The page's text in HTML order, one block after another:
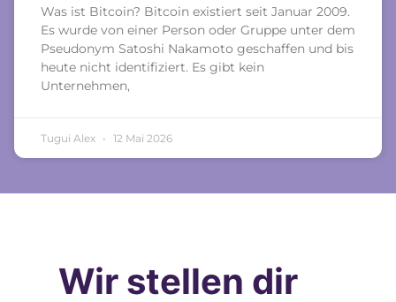
Was ist Bitcoin? Bitcoin existiert seit Januar 2009.
Es wurde von einer Person oder Gruppe unter dem
Pseudonym Satoshi Nakamoto geschaffen und bis
heute nicht identifiziert. Es gibt kein
Unternehmen,
Tugui Alex 12 Mai 2026
Wir stellen dir